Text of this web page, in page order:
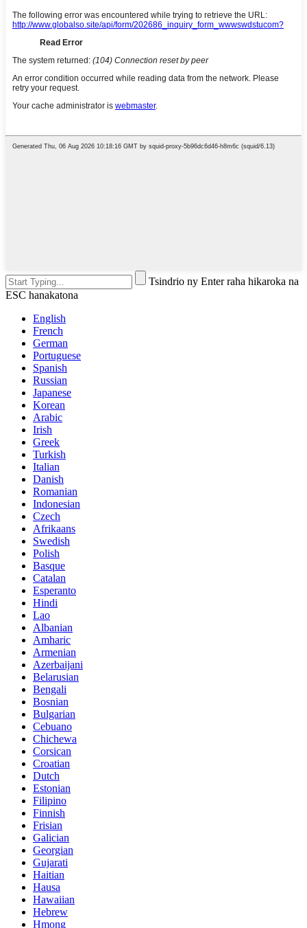
Tsindrio ny Enter raha hikaroka na
ESC hanakatona
English
French
German
Portuguese
Spanish
Russian
Japanese
Korean
Arabic
Irish
Greek
Turkish
Italian
Danish
Romanian
Indonesian
Czech
Afrikaans
Swedish
Polish
Basque
Catalan
Esperanto
Hindi
Lao
Albanian
Amharic
Armenian
Azerbaijani
Belarusian
Bengali
Bosnian
Bulgarian
Cebuano
Chichewa
Corsican
Croatian
Dutch
Estonian
Filipino
Finnish
Frisian
Galician
Georgian
Gujarati
Haitian
Hausa
Hawaiian
Hebrew
Hmong